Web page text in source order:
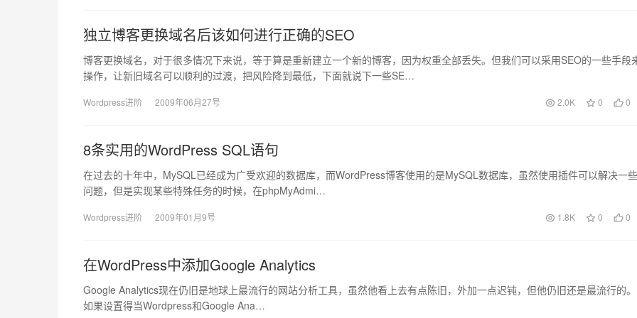
独立博客更换域名后该如何进行正确的SEO
博客更换域名，对于很多情况下来说，等于算是重新建立一个新的博客，因为权重全部丢失。但我们可以采用SEO的一些手段
操作，让新旧域名可以顺利的过渡，把风险降到最低，下面就说下一些SE…
Wordpress进阶 2009年06月27号 2.0K 0 0
8条实用的WordPress SQL语句
在过去的十年中，MySQL已经成为广受欢迎的数据库，而WordPress博客使用的是MySQL数据库，虽然使用插件可以解决一些
问题，但是实现某些特殊任务的时候，在phpMyAdmi…
Wordpress进阶 2009年01月9号 1.8K 0 0
在WordPress中添加Google Analytics
Google Analytics现在仍旧是地球上最流行的网站分析工具，虽然他看上去有点陈旧，外加一点迟钝，但他仍旧还是最流行的。
如果设置得当Wordpress和Google Ana…